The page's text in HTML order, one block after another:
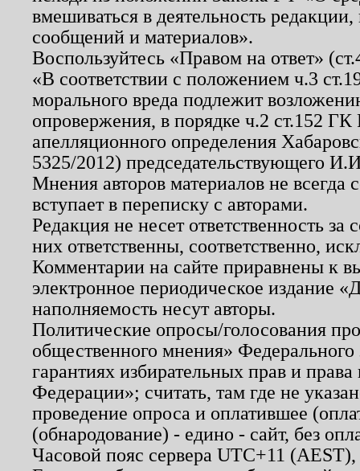
вмешиваться в деятельность
сообщений и материалов».
Воспользуйтесь «Правом на ответ»
«В соответствии с положением ч.3
морального вреда подлежит
опровержения, в порядке ч.2 ст.152
апелляционного определения
5325/2012) председательствующего
Мнения авторов материалов не
вступает в переписку с авторами.
Редакция не несет ответственность
них ответственны, соответственно,
Комментарии на сайте приравнены к
электронное периодическое издание
наполняемость несут авторы.
Политические опросы/голосования
общественного мнения»
гарантиях избирательных прав и
Федерации»; считать, там где не
проведение опроса и оплатившее
(обнародование) - едино - сайт, без
Часовой пояс сервера UTC+11